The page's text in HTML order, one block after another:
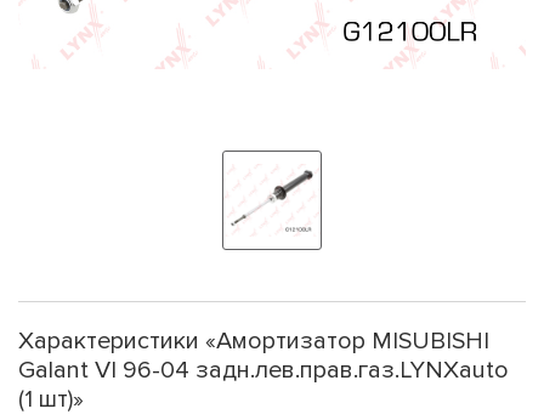
Характеристики «Амортизатор MISUBISHI
Galant VI 96-04 задн.лев.прав.газ.LYNXauto
(1 шт)»